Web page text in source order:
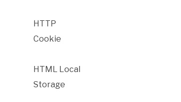
HTTP
Cookie
HTML Local
Storage